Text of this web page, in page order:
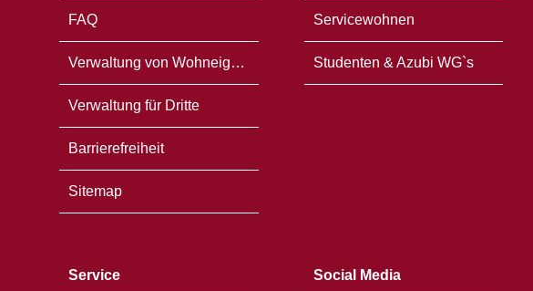
FAQ
Verwaltung von Wohneigentum
Verwaltung für Dritte
Barrierefreiheit
Sitemap
Servicewohnen
Studenten & Azubi WG`s
Service Social Media